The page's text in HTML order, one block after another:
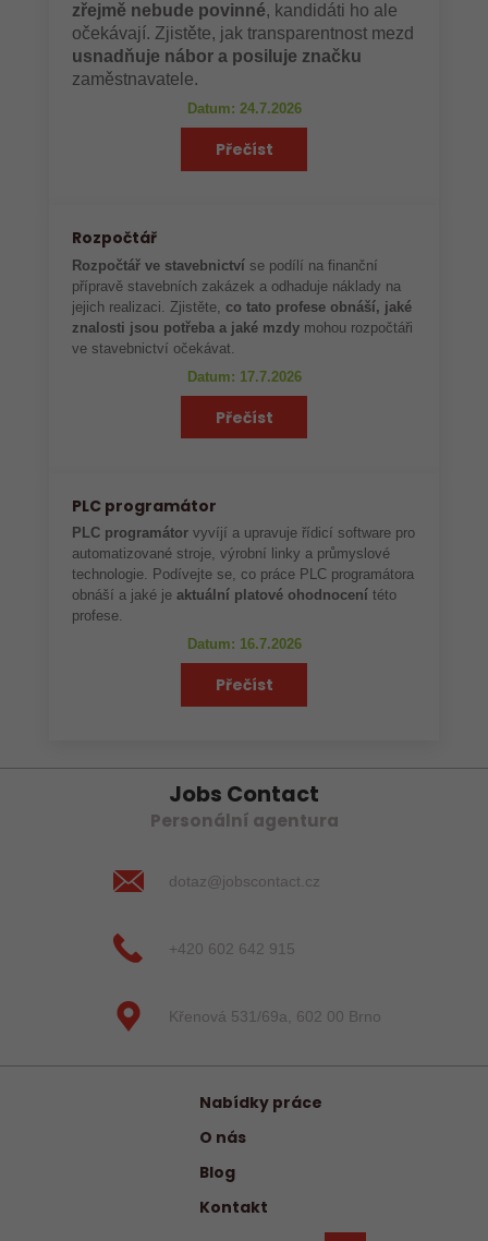
zřejmě nebude povinné, kandidáti ho ale
očekávají. Zjistěte, jak transparentnost mezd
usnadňuje nábor a posiluje značku
zaměstnavatele.
Datum: 24.7.2026
Přečíst
Rozpočtář
Rozpočtář ve stavebnictví se podílí na finanční
přípravě stavebních zakázek a odhaduje náklady na
jejich realizaci. Zjistěte,co tato profese obnáší, jaké
znalosti jsou potřeba a jaké mzdy mohou rozpočtáři
ve stavebnictví očekávat.
Datum: 17.7.2026
Přečíst
PLC programátor
PLC programátor vyvíjí a upravuje řídicí software pro
automatizované stroje, výrobní linky a průmyslové
technologie. Podívejte se, co práce PLC programátora
obnáší a jaké je aktuální platové ohodnocení této
profese.
Datum: 16.7.2026
Přečíst
Jobs Contact
Personální agentura
dotaz@jobscontact.cz
+420 602 642 915
Křenová 531/69a, 602 00 Brno
Nabídky práce
O nás
Blog
Kontakt